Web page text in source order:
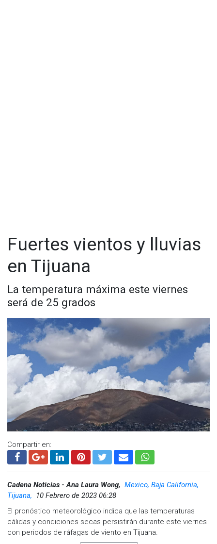
Fuertes vientos y lluvias
en Tijuana
La temperatura máxima este viernes
será de 25 grados
Compartir en:
Cadena Noticias - Ana Laura Wong, Mexico, Baja California,
Tijuana,
10 Febrero de 2023 06:28
El pronóstico meteorológico indica que las temperaturas
cálidas y condiciones secas persistirán durante este viernes
con periodos de ráfagas de viento en Tijuana.